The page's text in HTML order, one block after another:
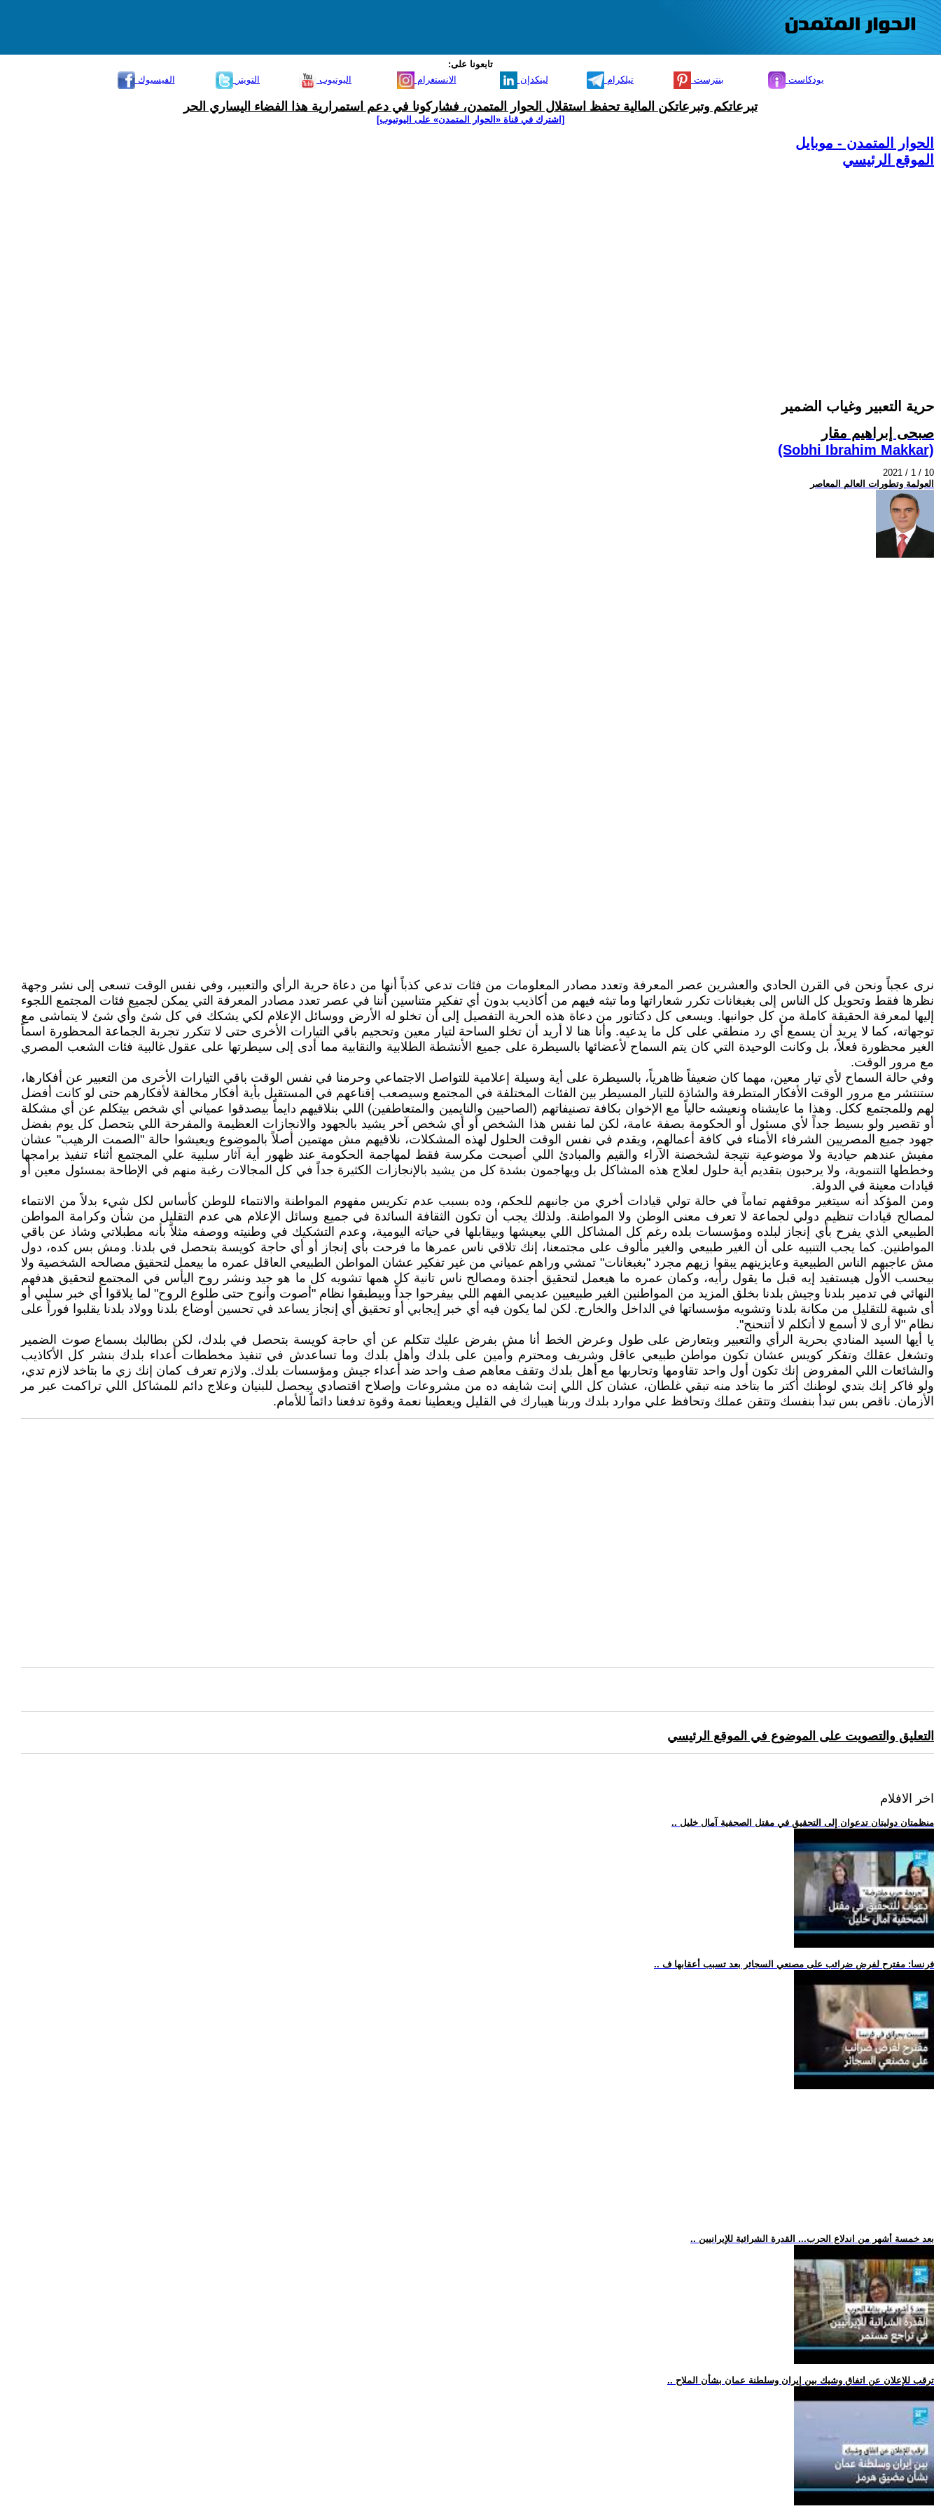
تابعونا على:
الفيسبوك
التويتر اليوتيوب الانستغرام لينكدإن تيلكرام بنترست بودكاست
تبرعاتكم وتبرعاتكن المالية تحفظ استقلال الحوار المتمدن، فشاركونا في دعم استمرارية هذا الفضاء اليساري الحر
[اشترك في قناة ‫«الحوار المتمدن» على اليوتيوب]
الحوار المتمدن - موبايل
الموقع الرئيسي
حرية التعبير وغياب الضمير
صبحى إبراهيم مقار
(Sobhi Ibrahim Makkar)
2021 / 1 / 10
العولمة وتطورات العالم المعاصر
نرى عجباً ونحن في القرن الحادي والعشرين عصر المعرفة وتعدد مصادر المعلومات من فئات تدعي كذباً أنها من دعاة حرية الرأي والتعبير، وفي نفس الوقت تسعى إلى نشر وجهة
نظرها فقط وتحويل كل الناس إلى بغبغانات تكرر شعاراتها وما تبثه فيهم من أكاذيب بدون أي تفكير متناسين أننا في عصر تعدد مصادر المعرفة التي يمكن لجميع فئات المجتمع اللجوء
إليها لمعرفة الحقيقة كاملة من كل جوانبها. ويسعى كل دكتاتور من دعاة هذه الحرية التفصيل إلى أن تخلو له الأرض ووسائل الإعلام لكي يشكك في كل شئ وأي شئ لا يتماشى مع
توجهاته، كما لا يريد أن يسمع أي رد منطقي على كل ما يدعيه. وأنا هنا لا أريد أن تخلو الساحة لتيار معين وتحجيم باقي التيارات الأخرى حتى لا تتكرر تجربة الجماعة المحظورة اسماً
الغير محظورة فعلاً، بل وكانت الوحيدة التي كان يتم السماح لأعضائها بالسيطرة على جميع الأنشطة الطلابية والنقابية مما أدى إلى سيطرتها على عقول غالبية فئات الشعب المصري
مع مرور الوقت.
وفي حالة السماح لأي تيار معين، مهما كان ضعيفاً ظاهرياً، بالسيطرة على أية وسيلة إعلامية للتواصل الاجتماعي وحرمنا في نفس الوقت باقي التيارات الأخرى من التعبير عن أفكارها،
ستنتشر مع مرور الوقت الأفكار المتطرفة والشاذة للتيار المسيطر بين الفئات المختلفة في المجتمع وسيصعب إقناعهم في المستقبل بأية أفكار مخالفة لأفكارهم حتى لو كانت أفضل
لهم وللمجتمع ككل. وهذا ما عايشناه ونعيشه حالياً مع الإخوان بكافة تصنيفاتهم (الصاحيين والنايمين والمتعاطفين) اللي بنلاقيهم دايماً بيصدقوا عمياني أي شخص بيتكلم عن أي مشكلة
أو تقصير ولو بسيط جداً لأي مسئول أو الحكومة بصفة عامة، لكن لما نفس هذا الشخص أو أي شخص آخر يشيد بالجهود والانجازات العظيمة والمفرحة اللي بتحصل كل يوم بفضل
جهود جميع المصريين الشرفاء الأمناء في كافة أعمالهم، ويقدم في نفس الوقت الحلول لهذه المشكلات، نلاقيهم مش مهتمين أصلاً بالموضوع ويعيشوا حالة "الصمت الرهيب" عشان
مفيش عندهم حيادية ولا موضوعية نتيجة لشخصنة الآراء والقيم والمبادئ اللي أصبحت مكرسة فقط لمهاجمة الحكومة عند ظهور أية آثار سلبية علي المجتمع أثناء تنفيذ برامجها
وخططها التنموية، ولا يرحبون بتقديم أية حلول لعلاج هذه المشاكل بل ويهاجمون بشدة كل من يشيد بالإنجازات الكثيرة جداً في كل المجالات رغبة منهم في الإطاحة بمسئول معين أو
قيادات معينة في الدولة.
ومن المؤكد أنه سيتغير موقفهم تماماً في حالة تولي قيادات أخري من جانبهم للحكم، وده بسبب عدم تكريس مفهوم المواطنة والانتماء للوطن كأساس لكل شيء بدلاً من الانتماء
لمصالح قيادات تنظيم دولي لجماعة لا تعرف معنى الوطن ولا المواطنة. ولذلك يجب أن تكون الثقافة السائدة في جميع وسائل الإعلام هي عدم التقليل من شأن وكرامة المواطن
الطبيعي الذي يفرح بأي إنجاز لبلده ومؤسسات بلده رغم كل المشاكل اللي بيعيشها وبيقابلها في حياته اليومية، وعدم التشكيك في وطنيته ووصفه مثلاً بأنه مطبلاتي وشاذ عن باقي
المواطنين. كما يجب التنبيه على أن الغير طبيعي والغير مألوف على مجتمعنا، إنك تلاقي ناس عمرها ما فرحت بأي إنجاز أو أي حاجة كويسة بتحصل في بلدنا. ومش بس كده، دول
مش عاجبهم الناس الطبيعية وعايزينهم يبقوا زيهم مجرد "بغبغانات" تمشي وراهم عمياني من غير تفكير عشان المواطن الطبيعي العاقل عمره ما بيعمل لتحقيق مصالحه الشخصية ولا
بيحسب الأول هيستفيد إيه قبل ما يقول رأيه، وكمان عمره ما هيعمل لتحقيق أجندة ومصالح ناس تانية كل همها تشويه كل ما هو جيد ونشر روح اليأس في المجتمع لتحقيق هدفهم
النهائي في تدمير بلدنا وجيش بلدنا بخلق المزيد من المواطنين الغير طبيعيين عديمي الفهم اللي بيفرحوا جداً وبيطبقوا نظام "أصوت وأنوح حتى طلوع الروح" لما يلاقوا أي خبر سلبي أو
أى شبهة للتقليل من مكانة بلدنا وتشويه مؤسساتها في الداخل والخارج. لكن لما يكون فيه أي خبر إيجابي أو تحقيق أي إنجاز يساعد في تحسين أوضاع بلدنا وولاد بلدنا يقلبوا فوراً على
نظام "لا أرى لا أسمع لا أتكلم لا أتنحنح".
يا أيها السيد المنادي بحرية الرأي والتعبير وبتعارض على طول وعرض الخط أنا مش بفرض عليك تتكلم عن أي حاجة كويسة بتحصل في بلدك، لكن بطالبك بسماع صوت الضمير
وتشغل عقلك وتفكر كويس عشان تكون مواطن طبيعي عاقل وشريف ومحترم وأمين على بلدك وأهل بلدك وما تساعدش في تنفيذ مخططات أعداء بلدك بنشر كل الأكاذيب
والشائعات اللي المفروض إنك تكون أول واحد تقاومها وتحاربها مع أهل بلدك وتقف معاهم صف واحد ضد أعداء جيش ومؤسسات بلدك. ولازم تعرف كمان إنك زي ما بتاخد لازم تدي،
ولو فاكر إنك بتدي لوطنك أكتر ما بتاخد منه تبقي غلطان، عشان كل اللي إنت شايفه ده من مشروعات وإصلاح اقتصادي بيحصل للبنيان وعلاج دائم للمشاكل اللي تراكمت عبر مر
الأزمان. ناقص بس تبدأ بنفسك وتتقن عملك وتحافظ علي موارد بلدك وربنا هيبارك في القليل ويعطينا نعمة وقوة تدفعنا دائماً للأمام.
التعليق والتصويت على الموضوع في الموقع الرئيسي
اخر الافلام
.. منظمتان دوليتان تدعوان إلى التحقيق في مقتل الصحفية آمال خليل
.. فرنسا: مقترح لفرض ضرائب على مصنعي السجائر بعد تسبب أعقابها ف
.. بعد خمسة أشهر من اندلاع الحرب... القدرة الشرائية للإيرانيين
.. ترقب للإعلان عن اتفاق وشيك بين إيران وسلطنة عمان بشأن الملاح